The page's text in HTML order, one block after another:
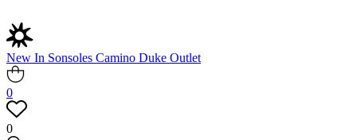
New In Sonsoles Camino Duke Outlet
0
0